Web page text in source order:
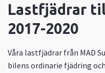
Lastfjädrar
2017-2020
Våra lastfjädrar från MAD
bilens ordinarie fjädring